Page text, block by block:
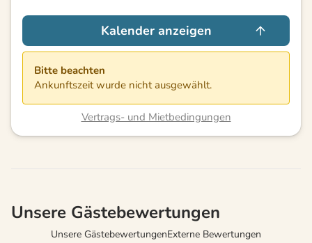
Kalender anzeigen
Bitte beachten
Ankunftszeit wurde nicht ausgewählt.
Vertrags- und Mietbedingungen
Unsere Gästebewertungen
Unsere GästebewertungenExterne Bewertungen